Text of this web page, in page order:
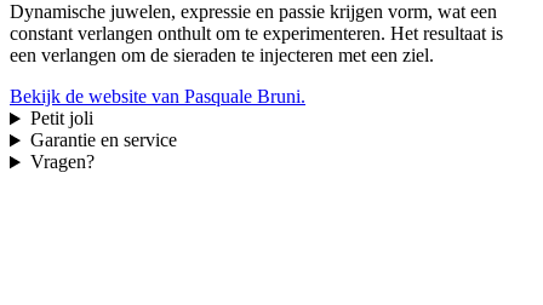
Dynamische juwelen, expressie en passie krijgen vorm, wat een
constant verlangen onthult om te experimenteren. Het resultaat is
een verlangen om de sieraden te injecteren met een ziel.
Bekijk de website van Pasquale Bruni.
Petit joli
Garantie en service
Vragen?